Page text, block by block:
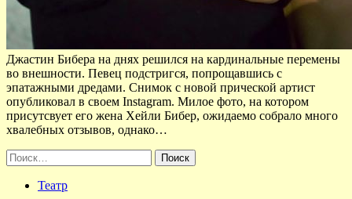
Джастин Бибера на днях решился на кардинальные перемены
во внешности. Певец подстригся, попрощавшись с
эпатажными дредами. Снимок с новой прической артист
опубликовал в своем Instagram. Милое фото, на котором
присутсвует его жена Хейли Бибер, ожидаемо собрало много
хвалебных отзывов, однако…
Найти:
Театр